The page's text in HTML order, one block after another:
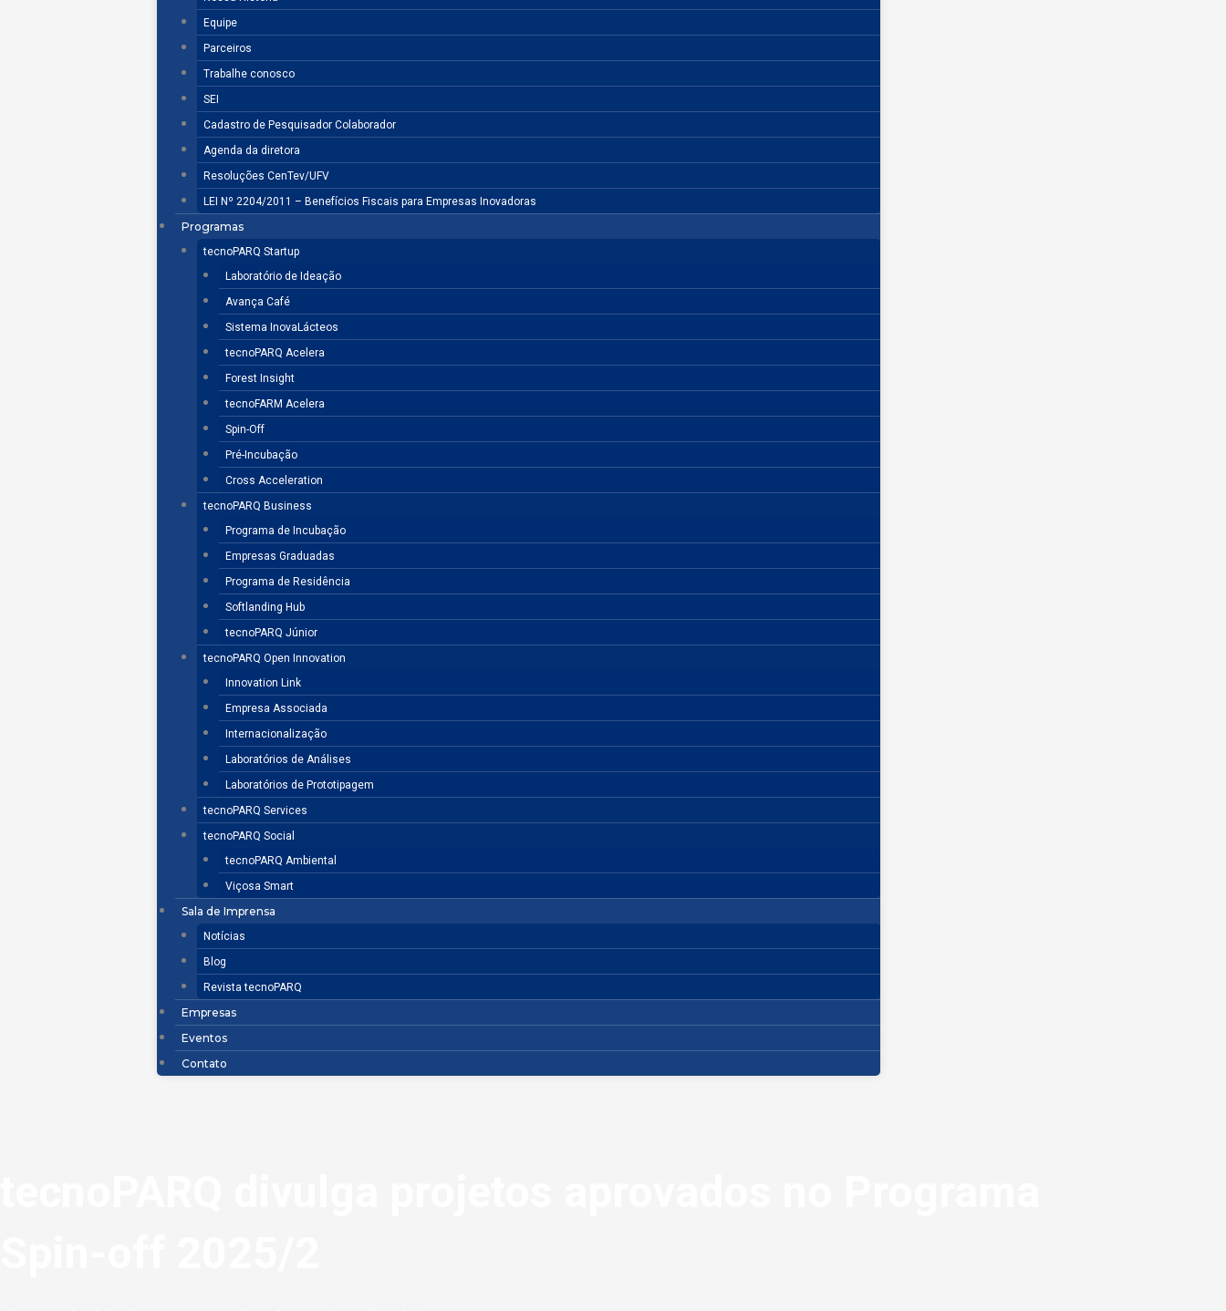
Equipe
Parceiros
Trabalhe conosco
SEI
Cadastro de Pesquisador Colaborador
Agenda da diretora
Resoluções CenTev/UFV
LEI Nº 2204/2011 – Benefícios Fiscais para Empresas Inovadoras
Programas
tecnoPARQ Startup
Laboratório de Ideação
Avança Café
Sistema InovaLácteos
tecnoPARQ Acelera
Forest Insight
tecnoFARM Acelera
Spin-Off
Pré-Incubação
Cross Acceleration
tecnoPARQ Business
Programa de Incubação
Empresas Graduadas
Programa de Residência
Softlanding Hub
tecnoPARQ Júnior
tecnoPARQ Open Innovation
Innovation Link
Empresa Associada
Internacionalização
Laboratórios de Análises
Laboratórios de Prototipagem
tecnoPARQ Services
tecnoPARQ Social
tecnoPARQ Ambiental
Viçosa Smart
Sala de Imprensa
Notícias
Blog
Revista tecnoPARQ
Empresas
Eventos
Contato